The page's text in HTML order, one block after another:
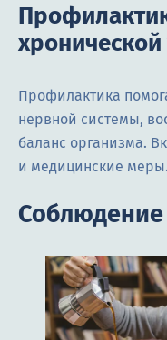
хронической
Профилактика
нервной системы,
баланс организма.
и медицинские меры.